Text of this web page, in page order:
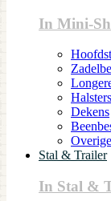
In Mini-
Halsters
Dekens
Stal & Trailer
In Stal &